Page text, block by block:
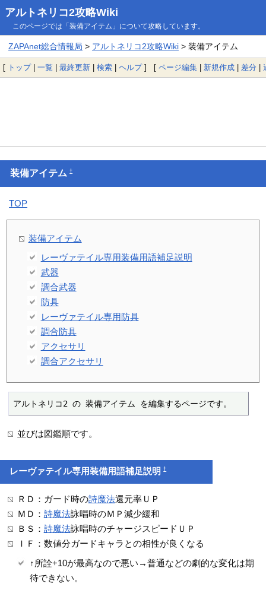
アルトネリコ2攻略Wiki
このページでは「装備アイテム」について攻略しています。
ZAPAnet総合情報局 > アルトネリコ2攻略Wiki> 装備アイテム
[ トップ| 一覧 | 最終更新 | 検索 | ヘルプ] [ ページ編集 | 新規作成 | 差分 |
装備アイテム†
TOP
装備アイテム
レーヴァテイル専用装備用語補足説明
武器
調合武器
防具
レーヴァテイル専用防具
調合防具
アクセサリ
調合アクセサリ
アルトネリコ2 の 装備アイテム を編集するページです。
並びは図鑑順です。
レーヴァテイル専用装備用語補足説明†
ＲＤ：ガード時の詩魔法還元率ＵＰ
ＭＤ： 詩魔法詠唱時のＭＰ減少緩和
ＢＳ： 詩魔法詠唱時のチャージスピードＵＰ
ＩＦ：数値分ガードキャラとの相性が良くなる
↑所詮+10が最高なので悪い→普通などの劇的な変化は期
待できない。